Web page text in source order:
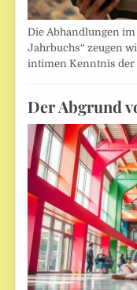
Die Abhandlungen im
Jahrbuchs“ zeugen
intimen Kenntnis
Der Abgrund